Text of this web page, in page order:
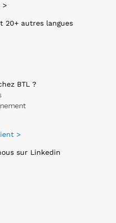
>
20+ autres langues
BTL ?
>
sur Linkedin